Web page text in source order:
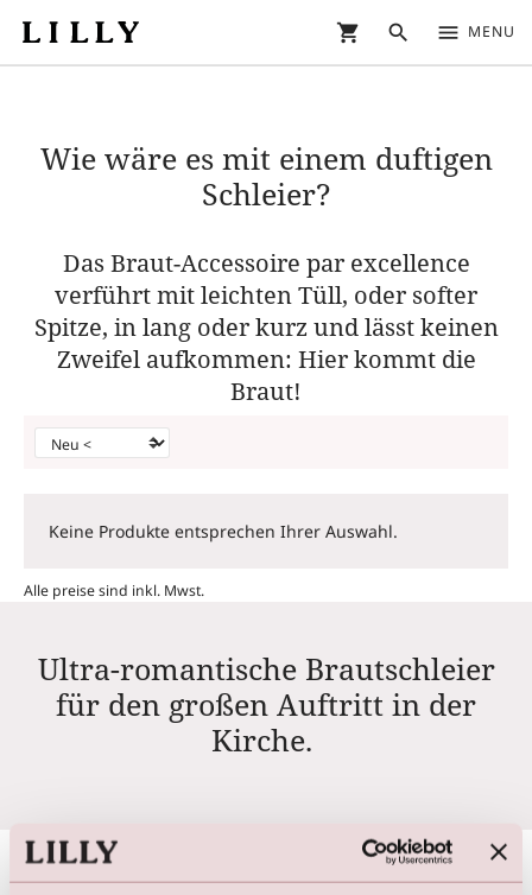
shopping_cart search menu MENU
Wie wäre es mit einem duftigen
Schleier?
Das Braut-Accessoire par excellence
verführt mit leichten Tüll, oder softer
Spitze, in lang oder kurz und lässt keinen
Zweifel aufkommen: Hier kommt die
Braut!
Keine Produkte entsprechen Ihrer Auswahl.
Alle preise sind inkl. Mwst.
Ultra-romantische Brautschleier
für den großen Auftritt in der
Kirche.